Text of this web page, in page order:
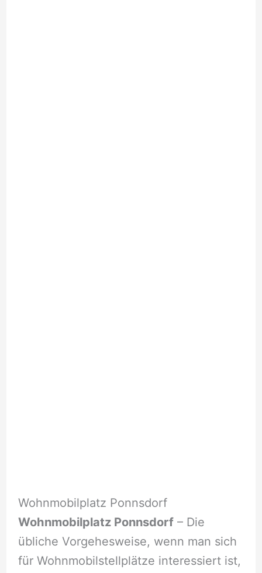
Wohnmobilplatz Ponnsdorf
Wohnmobilplatz Ponnsdorf– Die
übliche Vorgehesweise, wenn man sich
für Wohnmobilstellplätze interessiert ist,